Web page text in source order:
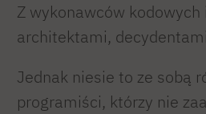
Z wykonawców
architektami,
Jednak niesie to ze sobą
programiści, którzy nie